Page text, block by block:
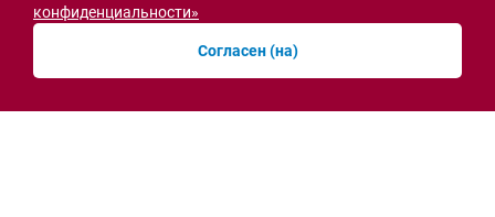
конфиденциальности»
Согласен (на)